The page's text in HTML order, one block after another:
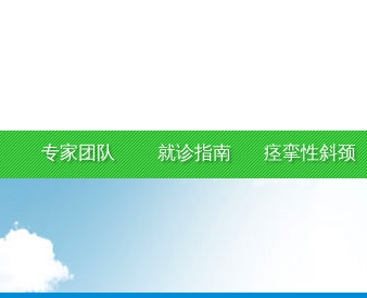
专家团队 就诊指南 痉挛性斜颈